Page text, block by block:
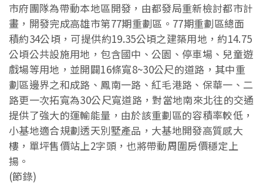
市府團隊為帶動本地區開發，由都發局重新檢討都市計
畫，開發完成高雄市第77期重劃區。77期重劃區總面
積約34公頃，可提供約19.35公頃之建築用地，約14.75
公頃公共設施用地，包含國中、公園、停車場、兒童遊
戲場等用地，並開闢16條寬8~30公尺的道路，其中重
劃區邊界之和成路、鳳南一路、紅毛港路、保華一、二
路更一次拓寬為30公尺寬道路，對當地南來北往的交通
提供了強大的運輸能量，由於該重劃區的容積率較低，
小基地適合規劃透天別墅產品，大基地開發高質感大
樓，單坪售價站上2字頭，也將帶動周圍房價穩定上
揚。
(節錄)